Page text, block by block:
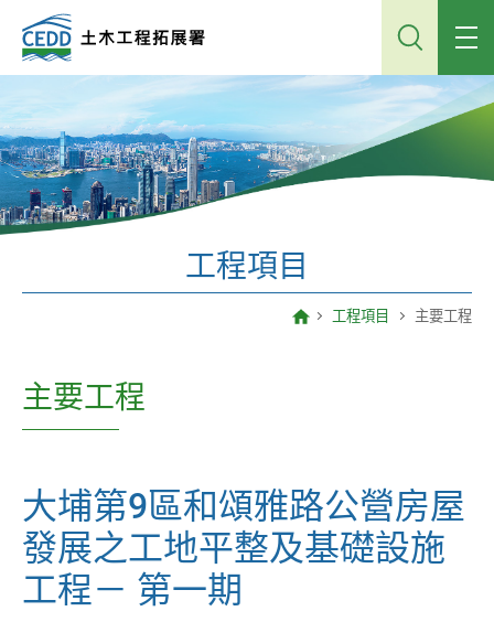
容
工程項目
工程項目 主要工程
主要工程
大埔第9區和頌雅路公營房屋
發展之工地平整及基礎設施
工程－ 第一期